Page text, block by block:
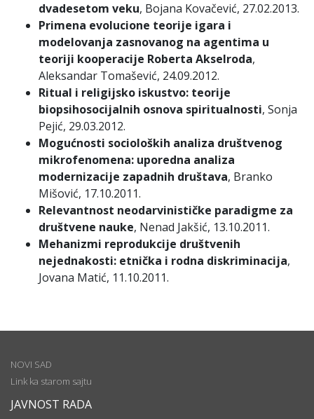
dvadesetom veku, Bojana Kovačević, 27.02.2013.
Primena evolucione teorije igara i
modelovanja zasnovanog na agentima u
teoriji kooperacije Roberta Akselroda,
Aleksandar Tomašević, 24.09.2012.
Ritual i religijsko iskustvo: teorije
biopsihosocijalnih osnova spiritualnosti, Sonja
Pejić, 29.03.2012.
Mogućnosti socioloških analiza društvenog
mikrofenomena: uporedna analiza
modernizacije zapadnih društava, Branko
Mišović, 17.10.2011.
Relevantnost neodarvinističke paradigme za
društvene nauke, Nenad Jakšić, 13.10.2011.
Mehanizmi reprodukcije društvenih
nejednakosti: etnička i rodna diskriminacija,
Jovana Matić, 11.10.2011.
NOVI SAD
Link ka starom sajtu
JAVNOST RADA